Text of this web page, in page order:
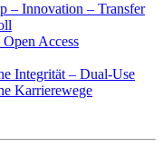
– Innovation – Transfer
Access
Integrität – Dual-Use
Karrierewege